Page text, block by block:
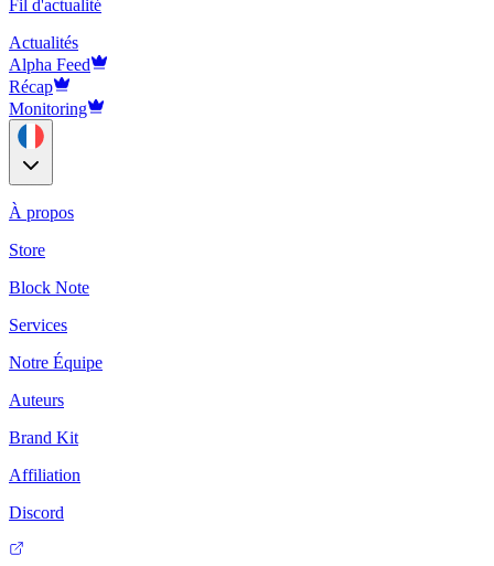
Fil d'actualité
Actualités
Alpha Feed
Récap
Monitoring
À propos
Store
Block Note
Services
Notre Équipe
Auteurs
Brand Kit
Affiliation
Discord